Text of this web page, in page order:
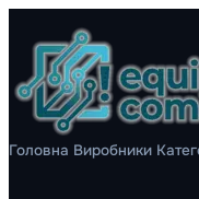
Головна Виробники